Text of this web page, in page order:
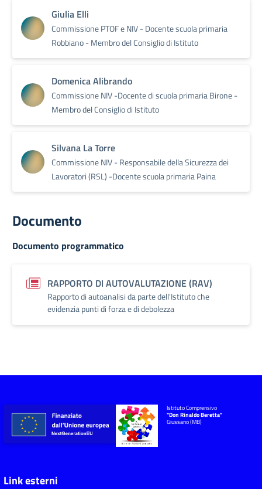
Giulia Elli
Commissione PTOF e NIV - Docente scuola primaria
Robbiano - Membro del Consiglio di Istituto
Domenica Alibrando
Commissione NIV -Docente di scuola primaria Birone -
Membro del Consiglio di Istituto
Silvana La Torre
Commissione NIV - Responsabile della Sicurezza dei
Lavoratori (RSL) -Docente scuola primaria Paina
Documento
Documento programmatico
RAPPORTO DI AUTOVALUTAZIONE (RAV)
Rapporto di autoanalisi da parte dell'Istituto che
evidenzia punti di forza e di debolezza
Istituto Comprensivo
"Don Rinaldo Beretta"
Giussano (MB)
Link esterni